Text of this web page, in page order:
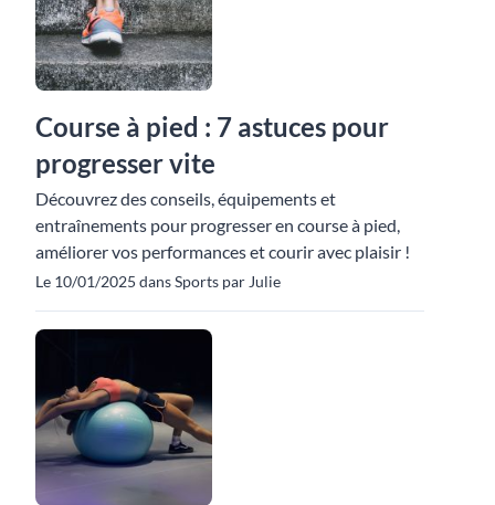
Course à pied : 7 astuces pour
progresser vite
Découvrez des conseils, équipements et
entraînements pour progresser en course à pied,
améliorer vos performances et courir avec plaisir !
Le 10/01/2025 dans Sports par Julie